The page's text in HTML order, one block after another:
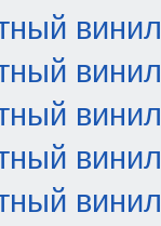
винил
винил
винил
винил
винил